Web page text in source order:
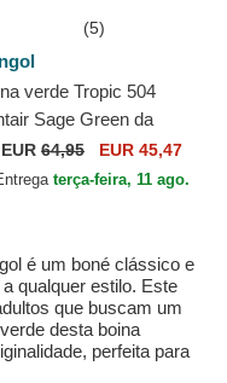
(5)
verde Tropic 504
Sage Green da
EUR 64,95 EUR 45,47
terça-feira, 11 ago.
é um boné clássico e
qualquer estilo. Este
que buscam um
desta boina
perfeita para